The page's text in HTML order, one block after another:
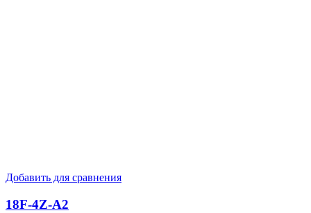
Добавить для сравнения
18F-4Z-A2